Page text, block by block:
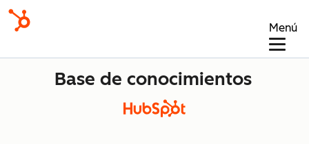
Menú
Base de conocimientos